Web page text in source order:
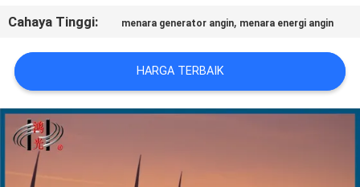
BERITA
PERMINTAAN
PENAWARAN
SITEMAP
Cahaya Tinggi: menara generator angin, menara energi angin
HARGA TERBAIK